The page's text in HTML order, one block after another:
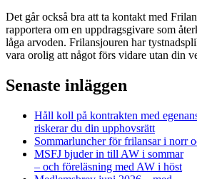
Det går också bra att ta kontakt med
rapportera om en uppdragsgivare som
låga arvoden. Frilansjouren har
vara orolig att något förs vidare utan din
Senaste inläggen
Håll koll på kontrakten med
riskerar du din upphovsrätt
Sommarluncher för frilansar i norr
MSFJ bjuder in till AW i sommar
– och föreläsning med AW i höst